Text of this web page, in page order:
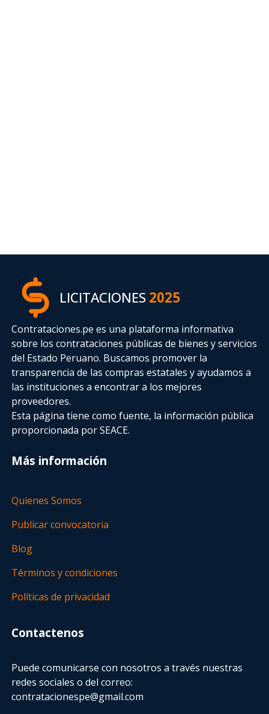
LICITACIONES2025
Contrataciones.pe es una plataforma informativa
sobre los contrataciones públicas de bienes y servicios
del Estado Peruano. Buscamos promover la
transparencia de las compras estatalesy ayudamos a
las instituciones a encontrar a los mejores
proveedores.
Esta página tiene como fuente, la información pública
proporcionada por SEACE.
Más información
Quienes Somos
Publicar convocatoria
Blog
Términos y condiciones
Políticas de privacidad
Contactenos
Puede comunicarse con nosotros a través nuestras
redes sociales o del correo:
contratacionespe@gmail.com